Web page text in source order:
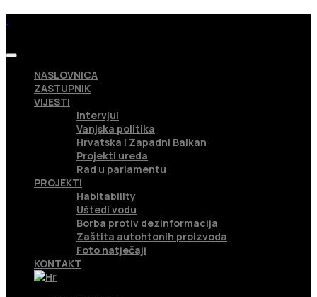
NASLOVNICA
ZASTUPNIK
VIJESTI
Intervjui
Vanjska politika
Hrvatska i Zapadni Balkan
Projekti ureda
Rad u parlamentu
PROJEKTI
Habitability
Uštedi vodu
Borba protiv dezinformacija
Zaštita autohtonih proizvoda
Foto natječaji
KONTAKT